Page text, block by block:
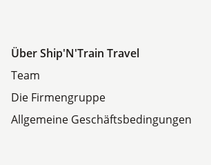
Über Ship'N'Train Travel
Team
Die Firmengruppe
Allgemeine Geschäftsbedingungen